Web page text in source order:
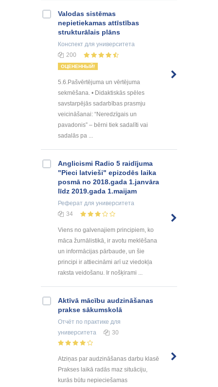
Valodas sistēmas
nepietiekamas attīstības
strukturālais plāns
Конспект для университета
200
ОЦЕНЕННЫЙ!
5.6.Pašvērtējuma un vērtējuma
sekmēšana. • Didaktiskās spēles
savstarpējās sadarbības prasmju
veicināšanai: “Neredzīgais un
pavadonis” – bērni tiek sadalīti vai
sadalās pa ...
Anglicismi Radio 5 raidījuma
"Pieci latvieši" epizodēs laika
posmā no 2018.gada 1.janvāra
līdz 2019.gada 1.maijam
Реферат для университета
34
Viens no galvenajiem principiem, ko
māca žurnālistikā, ir avotu meklēšana
un informācijas pārbaude, un šie
principi ir attiecināmi arī uz viedokļa
raksta veidošanu. Ir nošķirami ...
Aktīvā mācību audzināšanas
prakse sākumskolā
Отчёт по практике для
университета
30
Atziņas par audzināšanas darbu klasē
Prakses laikā radās maz situāciju,
kurās būtu nepieciešamas